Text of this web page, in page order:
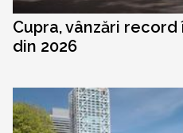
Cupra, vânzări
din 2026